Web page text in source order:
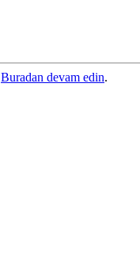
Buradan devam edin.